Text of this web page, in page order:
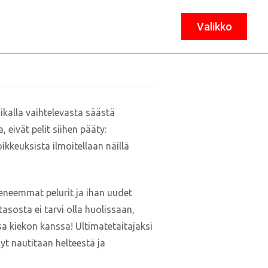
Valikko
Sulje
vaihtelevasta säästä
eivät pelit siihen pääty:
ilmoitellaan näillä
pelurit ja ihan uudet
ei tarvi olla huolissaan,
kiekon kanssa! Ultimatetaitajaksi
nautitaan helteestä ja